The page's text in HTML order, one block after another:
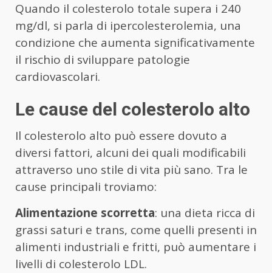
Quando il colesterolo totale supera i 240
mg/dl, si parla di ipercolesterolemia, una
condizione che aumenta significativamente
il rischio di sviluppare patologie
cardiovascolari.
Le cause del colesterolo alto
Il colesterolo alto può essere dovuto a
diversi fattori, alcuni dei quali modificabili
attraverso uno stile di vita più sano. Tra le
cause principali troviamo:
Alimentazione scorretta: una dieta ricca di
grassi saturi e trans, come quelli presenti in
alimenti industriali e fritti, può aumentare i
livelli di colesterolo LDL.